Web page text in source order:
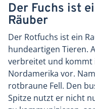
Der Fuchs ist
Räuber
Der Rotfuchs ist ein
hundeartigen Tieren.
verbreitet und kommt
Nordamerika vor.
rotbraune Fell. Den
Spitze nutzt er nicht